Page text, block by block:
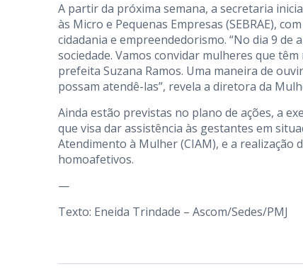
A partir da próxima semana, a secretaria
às Micro e Pequenas Empresas (SEBRAE),
cidadania e empreendedorismo. “No dia 9
sociedade. Vamos convidar mulheres que
prefeita Suzana Ramos. Uma maneira de
possam atendê-las”, revela a diretora da
Ainda estão previstas no plano de ações, a
que visa dar assistência às gestantes em
Atendimento à Mulher (CIAM), e a realização
homoafetivos.
—
Texto: Eneida Trindade – Ascom/Sedes/PMJ